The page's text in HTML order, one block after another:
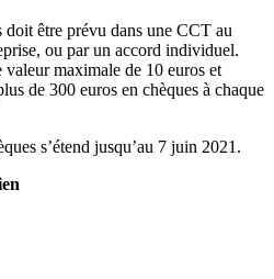
doit être prévu dans une CCT au
ou par un accord individuel.
maximale de 10 euros et
de 300 euros en chèques à chaque
s’étend jusqu’au 7 juin 2021.